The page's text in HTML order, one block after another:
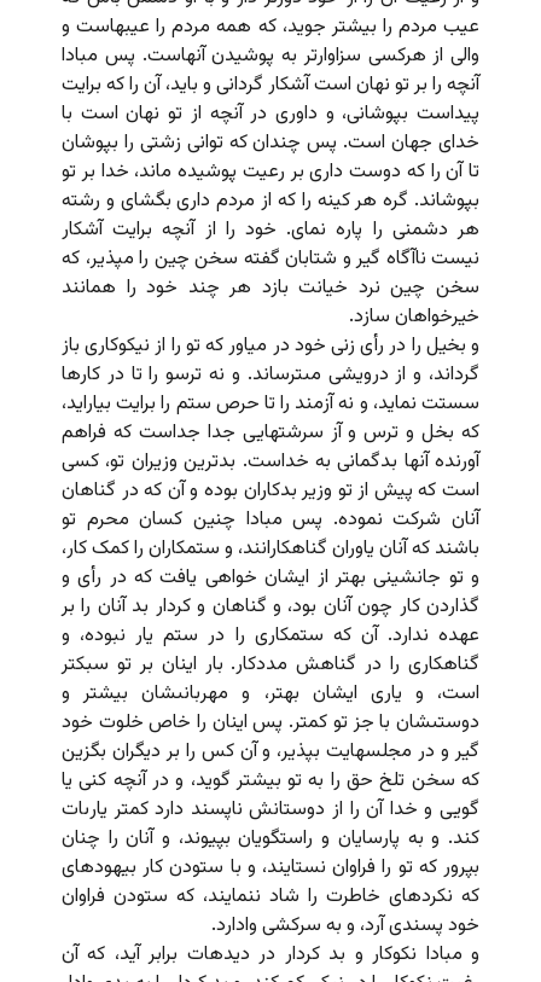
عیب مردم را بیشتر جوید، که همه مردم را عیبهاست و
والى از هرکسى سزاوارتر به پوشیدن آنهاست. پس مبادا
آنچه را بر تو نهان است آشکار گردانى و باید، آن را که برایت
پیداست بپوشانى، و داورى در آنچه از تو نهان است با
خداى جهان است. پس چندان که توانى زشتى را بپوشان
تا آن را که دوست دارى بر رعیت پوشیده ماند، خدا بر تو
بپوشاند. گره هر کینه را که از مردم دارى بگشاى و رشته
هر دشمنى را پاره نماى. خود را از آنچه برایت آشکار
نیست ناآگاه گیر و شتابان گفته سخن چین را مپذیر، که
سخن چین نرد خیانت بازد هر چند خود را همانند
خیرخواهان سازد.
و بخیل را در رأى زنى خود در میاور که تو را از نیکوکارى باز
گرداند، و از درویشى مى‏ترساند. و نه ترسو را تا در کارها
سستت نماید، و نه آزمند را تا حرص ستم را برایت بیاراید،
که بخل و ترس و آز سرشتهایى جدا جداست که فراهم
آورنده آنها بدگمانى به خداست. بدترین وزیران تو، کسى
است که پیش از تو وزیر بدکاران بوده و آن که در گناهان
آنان شرکت نموده. پس مبادا چنین کسان محرم تو
باشند که آنان یاوران گناهکارانند، و ستمکاران را کمک کار،
و تو جانشینى بهتر از ایشان خواهى یافت که در رأى و
گذاردن کار چون آنان بود، و گناهان و کردار بد آنان را بر
عهده ندارد. آن که ستمکارى را در ستم یار نبوده، و
گناهکارى را در گناهش مددکار. بار اینان بر تو سبکتر
است، و یارى ایشان بهتر، و مهربانى‏شان بیشتر و
دوستى‏شان با جز تو کمتر. پس اینان را خاص خلوت خود
گیر و در مجلسهایت بپذیر، و آن کس را بر دیگران بگزین
که سخن تلخ حق را به تو بیشتر گوید، و در آنچه کنى یا
گویى و خدا آن را از دوستانش ناپسند دارد کمتر یارى‏ات
کند. و به پارسایان و راستگویان بپیوند، و آنان را چنان
بپرور که تو را فراوان نستایند، و با ستودن کار بیهوده‏اى
که نکرده‏اى خاطرت را شاد ننمایند، که ستودن فراوان
خود پسندى آرد، و به سرکشى وادارد.
و مبادا نکوکار و بد کردار در دیده‏ات برابر آید، که آن